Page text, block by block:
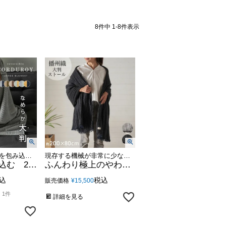
8件中 1 -8件表示
足先まで包み込む 2枚合わせコーデュロイのあったか大判リバーシブルブランケット 約160×100cm [70209]
1件
ふんわり極上のやわらかさ 軽くて蒸れないのに温かい Elementsオリジナル播州織ストール 三重織 (94863)
販売価格 ¥15,500税込
詳細を見る